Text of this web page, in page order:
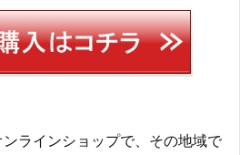
ラインショップで、その地域で